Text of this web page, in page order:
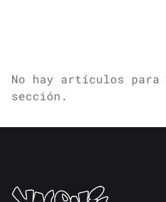
No hay artículos para
sección.